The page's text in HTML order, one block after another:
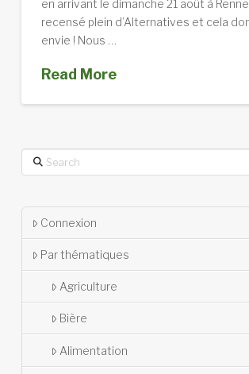
en arrivant le dimanche 21 août à
recensé plein d’Alternatives et cela
envie ! Nous …
Read More
Search
Connexion
Par thématiques
Agriculture
Bière
Alimentation